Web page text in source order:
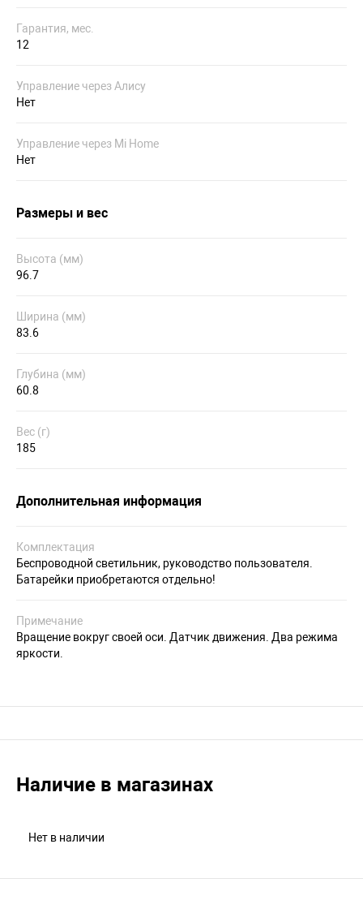
Гарантия, мес.
12
Управление через Алису
Нет
Управление через Mi Home
Нет
Размеры и вес
Высота (мм)
96.7
Ширина (мм)
83.6
Глубина (мм)
60.8
Вес (г)
185
Дополнительная информация
Комплектация
Беспроводной светильник, руководство пользователя.
Батарейки приобретаются отдельно!
Примечание
Вращение вокруг своей оси. Датчик движения. Два режима
яркости.
Наличие в магазинах
Нет в наличии